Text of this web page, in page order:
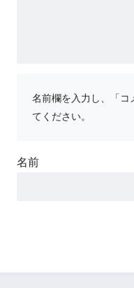
名前欄を入力し、「コ
てください。
名前